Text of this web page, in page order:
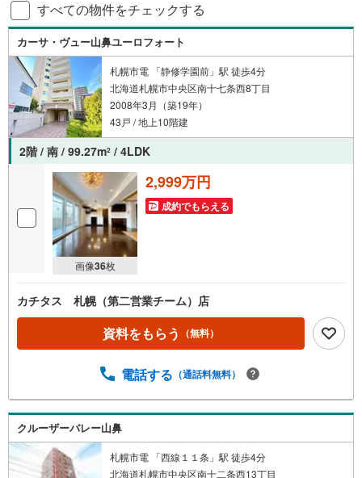
すべての物件をチェックする
カーサ・ヴュー山鼻ユーロフォート
札幌市電 「静修学園前」駅 徒歩4分
北海道札幌市中央区南十七条西8丁目
2008年3月（築19年）
43戸 / 地上10階建
2階 / 南 / 99.27m2 / 4LDK
画像36枚
2,999万円
成約でもらえる
カチタス 札幌（第二営業チーム）店
資料をもらう （無料）
電話する （通話料無料）
クルーザーバレー山鼻
札幌市電 「西線１１条」駅 徒歩4分
北海道札幌市中央区南十二条西13丁目